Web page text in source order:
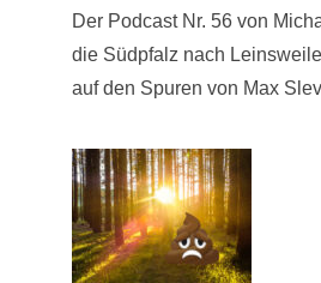
Der Podcast Nr. 56 von
die Südpfalz nach
auf den Spuren von Max